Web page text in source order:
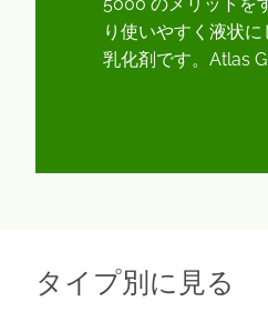
り使いやすく液状
乳化剤です。Atlas
タイプ別に見る